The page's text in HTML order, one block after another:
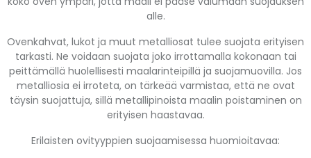
alle.
Ovenkahvat, lukot ja muut metalliosat tulee suojata erityisen
tarkasti. Ne voidaan suojata joko irrottamalla kokonaan tai
peittämällä huolellisesti maalarinteipillä ja suojamuovilla. Jos
metalliosia ei irroteta, on tärkeää varmistaa, että ne ovat
täysin suojattuja, sillä metallipinoista maalin poistaminen on
erityisen haastavaa.
Erilaisten ovityyppien suojaamisessa huomioitavaa: